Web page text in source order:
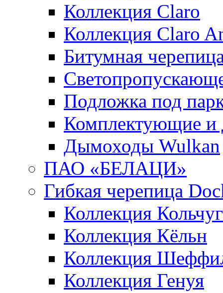
Коллекция Claro
Коллекция Claro
Битумная
Подложка под
Комплектующие и
Дымоходы Wulkan
ПАО «БЕЛАЦИ»
Гибкая черепица
Коллекция
Коллекция Кёльн
Коллекция
Коллекция Генуя